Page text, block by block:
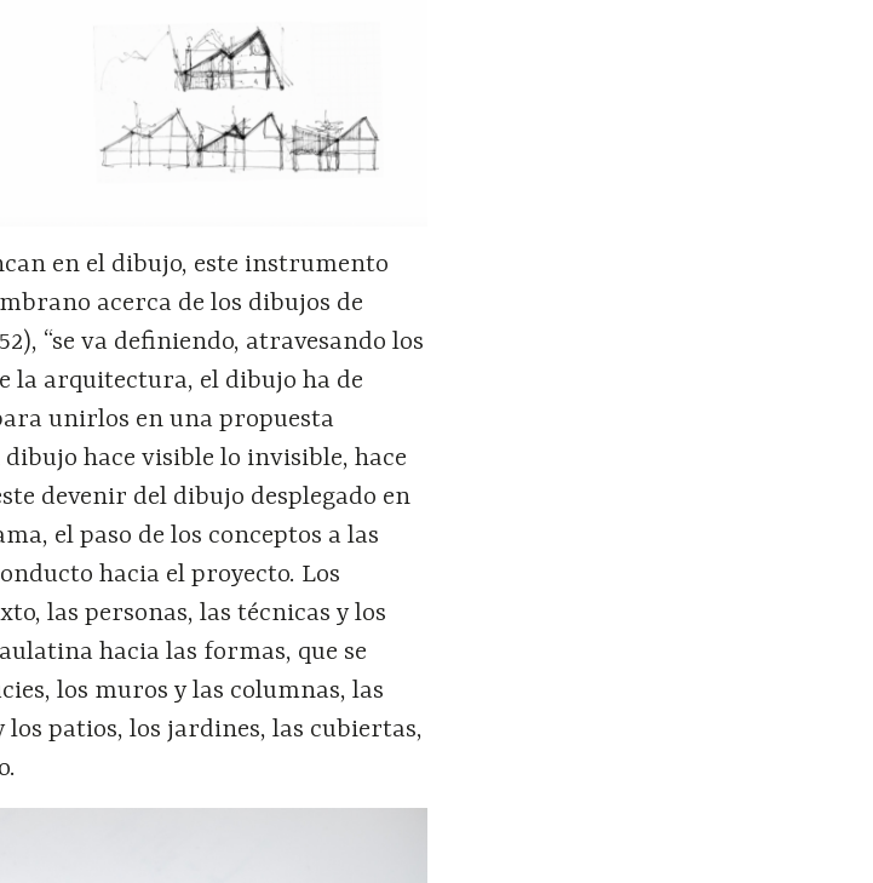
en el dibujo, este instrumento
acerca de los dibujos de
“se va definiendo, atravesando los
la arquitectura, el dibujo ha de
unirlos en una propuesta
hace visible lo invisible, hace
devenir del dibujo desplegado en
el paso de los conceptos a las
hacia el proyecto. Los
las personas, las técnicas y los
hacia las formas, que se
los muros y las columnas, las
los patios, los jardines, las cubiertas,